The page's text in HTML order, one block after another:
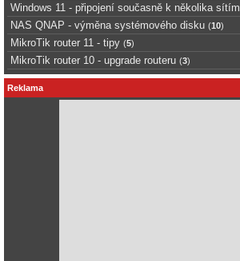
Windows 11 - připojení současně k několika sítím
NAS QNAP - výměna systémového disku (10)
MikroTik router 11 - tipy (5)
MikroTik router 10 - upgrade routeru (3)
Reklama